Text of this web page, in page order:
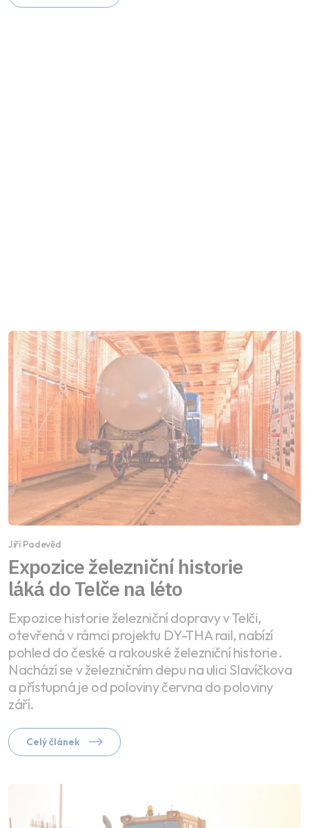
Jiří Padevěd
Expozice železniční historie
láká do Telče na léto
Expozice historie železniční dopravy v Telči,
otevřená v rámci projektu DY-THA rail, nabízí
pohled do české a rakouské železniční historie.
Nachází se v železničním depu na ulici Slavíčkova
a přístupná je od poloviny června do poloviny
září.
Celý článek